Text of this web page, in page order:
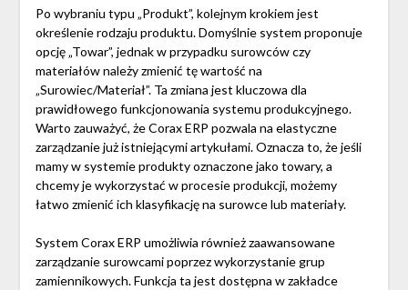
Po wybraniu typu „Produkt”, kolejnym krokiem jest
określenie rodzaju produktu. Domyślnie system proponuje
opcję „Towar”, jednak w przypadku surowców czy
materiałów należy zmienić tę wartość na
„Surowiec/Materiał”. Ta zmiana jest kluczowa dla
prawidłowego funkcjonowania systemu produkcyjnego.
Warto zauważyć, że Corax ERP pozwala na elastyczne
zarządzanie już istniejącymi artykułami. Oznacza to, że jeśli
mamy w systemie produkty oznaczone jako towary, a
chcemy je wykorzystać w procesie produkcji, możemy
łatwo zmienić ich klasyfikację na surowce lub materiały.
System Corax ERP umożliwia również zaawansowane
zarządzanie surowcami poprzez wykorzystanie grup
zamiennikowych. Funkcja ta jest dostępna w zakładce